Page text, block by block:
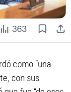
como “una
con sus